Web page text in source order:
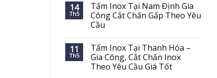
14
Th5
Tấm Inox Tại Nam Định Gia
Công Cắt Chấn Gấp Theo Yêu
Cầu
11
Th5
Tấm Inox Tại Thanh Hóa –
Gia Công, Cắt Chấn Inox
Theo Yêu Cầu Giá Tốt